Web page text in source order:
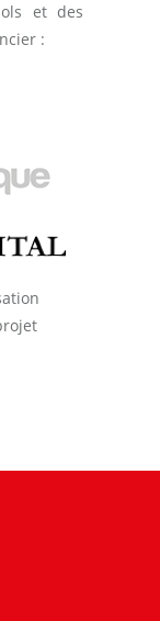
et des
: